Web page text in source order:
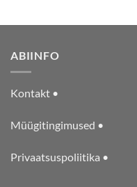
ABIINFO
Kontakt •
Müügitingimused •
Privaatsuspoliitika •